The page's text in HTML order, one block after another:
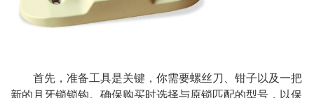
首先，准备工具是关键，你需要螺丝刀、钳子以及一把
新的月牙锁锁钩。确保购买时选择与原锁匹配的型号，以保